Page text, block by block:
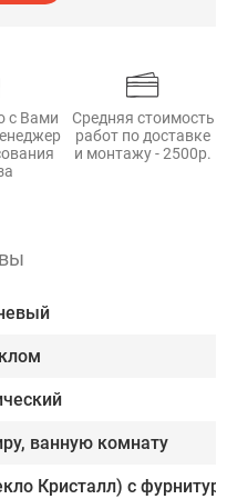
с Вами
Средняя стоимость
работ по доставке
и монтажу - 2500р.
ванную комнату
Кристалл) с